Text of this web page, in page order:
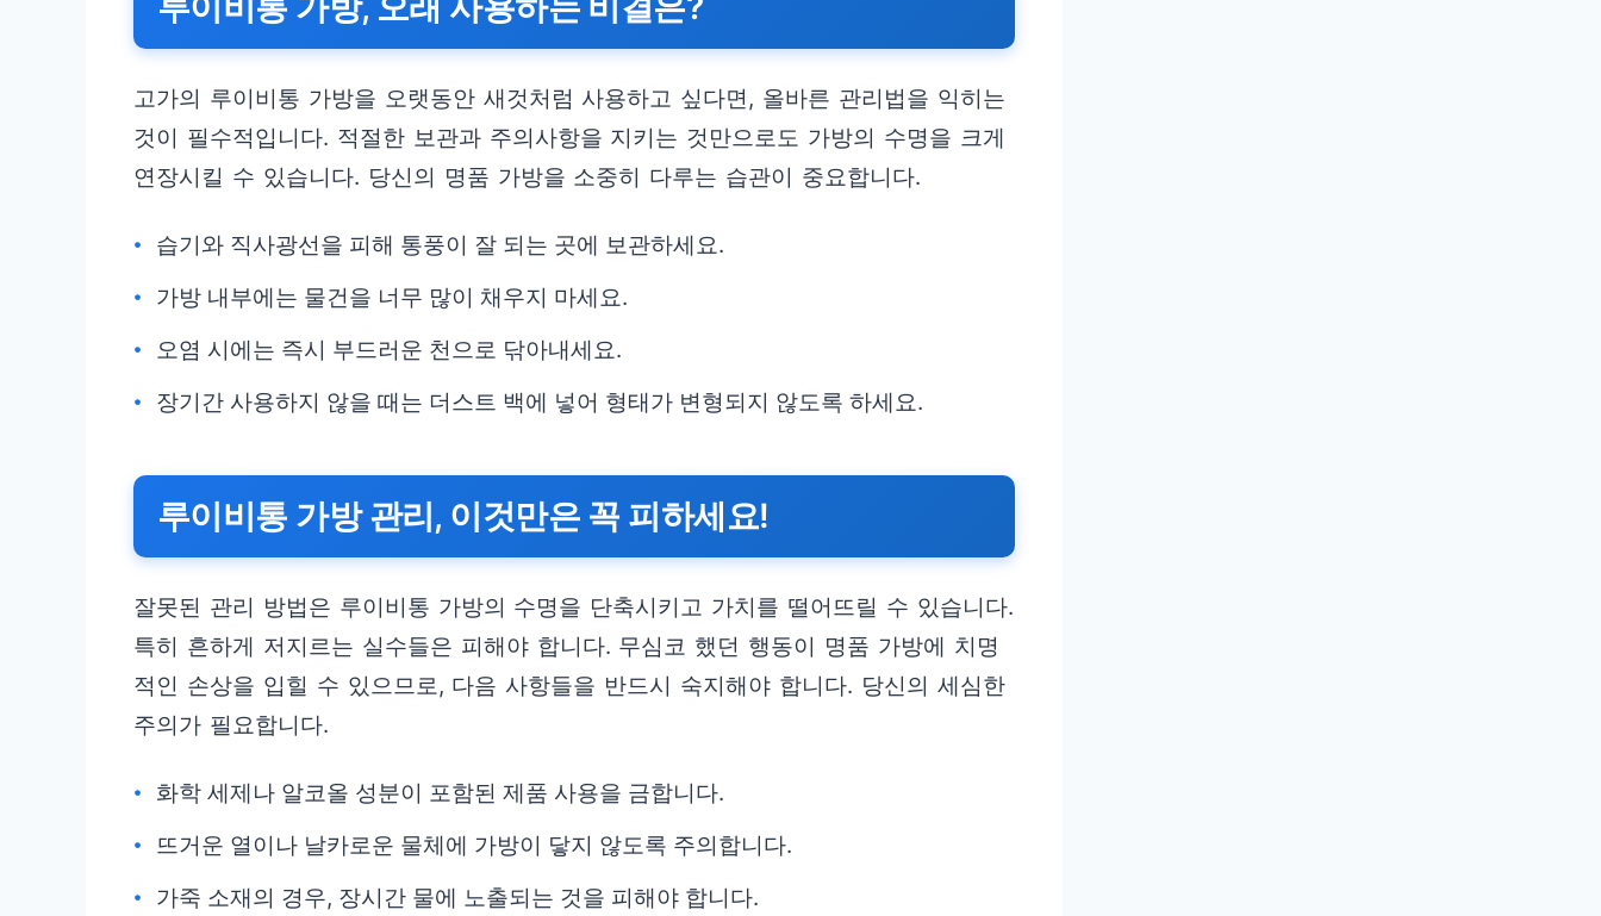
고가의 루이비통 가방을 오랫동안 새것처럼 사용하고 싶다면, 올바른 관리법을 익히는
것이 필수적입니다. 적절한 보관과 주의사항을 지키는 것만으로도 가방의 수명을 크게
연장시킬 수 있습니다. 당신의 명품 가방을 소중히 다루는 습관이 중요합니다.
습기와 직사광선을 피해 통풍이 잘 되는 곳에 보관하세요.
가방 내부에는 물건을 너무 많이 채우지 마세요.
오염 시에는 즉시 부드러운 천으로 닦아내세요.
장기간 사용하지 않을 때는 더스트 백에 넣어 형태가 변형되지 않도록 하세요.
루이비통 가방 관리, 이것만은 꼭 피하세요!
잘못된 관리 방법은 루이비통 가방의 수명을 단축시키고 가치를 떨어뜨릴 수 있습니다.
특히 흔하게 저지르는 실수들은 피해야 합니다. 무심코 했던 행동이 명품 가방에 치명
적인 손상을 입힐 수 있으므로, 다음 사항들을 반드시 숙지해야 합니다. 당신의 세심한
주의가 필요합니다.
화학 세제나 알코올 성분이 포함된 제품 사용을 금합니다.
뜨거운 열이나 날카로운 물체에 가방이 닿지 않도록 주의합니다.
가죽 소재의 경우, 장시간 물에 노출되는 것을 피해야 합니다.